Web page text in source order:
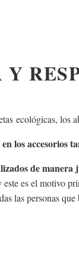
ecológicas,
los accesorios
de
es el motivo
las personas